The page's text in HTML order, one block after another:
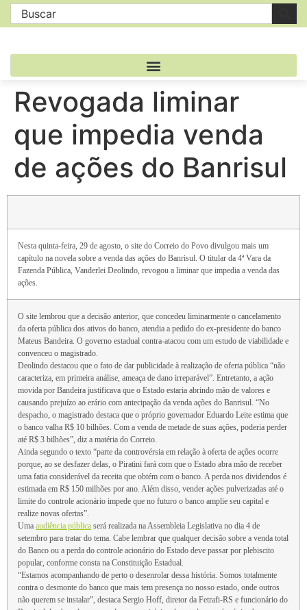
Revogada liminar
que impedia venda
de ações do Banrisul
Nesta quinta-feira, 29 de agosto, o site do Correio do Povo divulgou mais um
capítulo na novela sobre a venda das ações do Banrisul. O titular da 4ª Vara da
Fazenda Pública, Vanderlei Deolindo, revogou a liminar que impedia a venda das
ações.
O site lembrou que a decisão anterior, que concedeu liminarmente o cancelamento
da oferta pública dos ativos do banco, atendia a pedido do ex-presidente do banco
Mateus Bandeira. O governo estadual contra-atacou com um estudo de viabilidade e
convenceu o magistrado.
Deolindo destacou que o fato de dar publicidade à realização de oferta pública “não
caracteriza, em primeira análise, ameaça de dano irreparável”. Entretanto, a ação
movida por Bandeira justificava que o Estado estaria abrindo mão de valores e
causando prejuízo ao erário com antecipação da venda ações do Banrisul. “No
despacho, o magistrado destaca que o próprio governador Eduardo Leite estima que
o banco valha R$ 10 bilhões. Com a venda de metade de suas ações, poderia perder
até R$ 3 bilhões”, diz a matéria do Correio.
Ainda segundo o texto “parte da controvérsia em relação à oferta de ações ocorre
porque, ao se desfazer delas, o Piratini fará com que o Estado abra mão de receber
uma fatia considerável da receita que obtém com o banco. A perda nos dividendos é
estimada em R$ 150 milhões por ano. Além disso, vender ações pulverizadas até o
limite do controle acionário impede que no futuro o banco amplie seu capital e
realize novas ofertas”.
Uma audiência pública será realizada na Assembleia Legislativa no dia 4 de
setembro para tratar do tema. Cabe lembrar que qualquer decisão sobre a venda total
do Banco ou a perda do controle acionário do Estado deve passar por plebiscito
popular, conforme consta na Constituição Estadual.
“Estamos acompanhando de perto o desenrolar dessa história. Somos totalmente
contra o desmonte do banco que mais tem presença no nosso estado, onde outros
não querem se instalar”, destaca Sergio Hoff, diretor da Fetrafi-RS e funcionário do